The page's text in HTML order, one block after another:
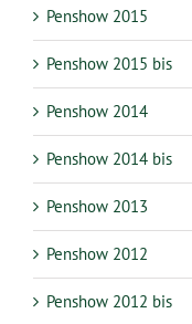
Penshow 2015
Penshow 2015 bis
Penshow 2014
Penshow 2014 bis
Penshow 2013
Penshow 2012
Penshow 2012 bis